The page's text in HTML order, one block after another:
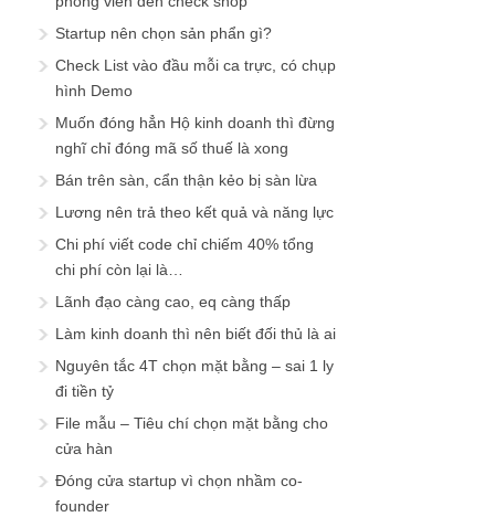
Startup nên chọn sản phẩn gì?
Check List vào đầu mỗi ca trực, có chụp
hình Demo
Muốn đóng hẳn Hộ kinh doanh thì đừng
nghĩ chỉ đóng mã số thuế là xong
Bán trên sàn, cẩn thận kẻo bị sàn lừa
Lương nên trả theo kết quả và năng lực
Chi phí viết code chỉ chiếm 40% tổng
chi phí còn lại là…
Lãnh đạo càng cao, eq càng thấp
Làm kinh doanh thì nên biết đối thủ là ai
Nguyên tắc 4T chọn mặt bằng – sai 1 ly
đi tiền tỷ
File mẫu – Tiêu chí chọn mặt bằng cho
cửa hàn
Đóng cửa startup vì chọn nhầm co-
founder